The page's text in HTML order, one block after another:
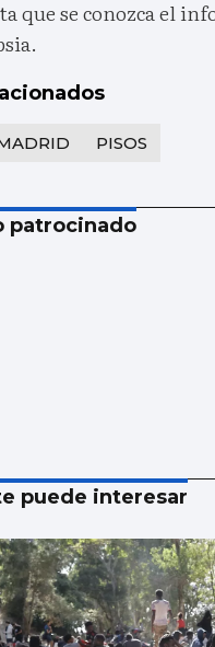
que se conozca el
PISOS
patrocinado
puede interesar